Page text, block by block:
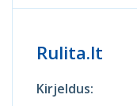
Rulita.lt
Kirjeldus: